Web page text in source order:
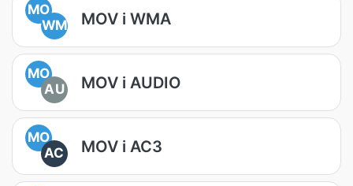
MO
WM
MOV i WMA
MO
AU
MOV i AUDIO
MO
AC
MOV i AC3